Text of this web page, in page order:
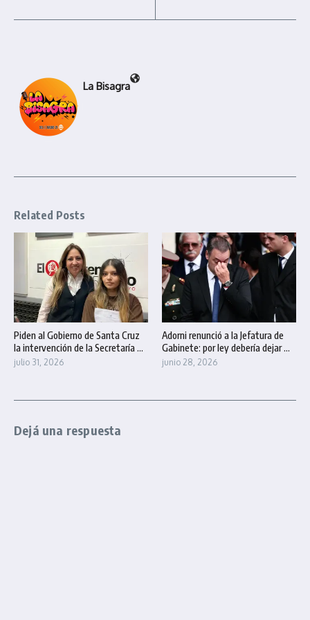
La Bisagra
Related Posts
Piden al Gobierno de Santa Cruz
la intervención de la Secretaría ...
julio 31, 2026
Adorni renunció a la Jefatura de
Gabinete: por ley debería dejar ...
junio 28, 2026
Dejá una respuesta